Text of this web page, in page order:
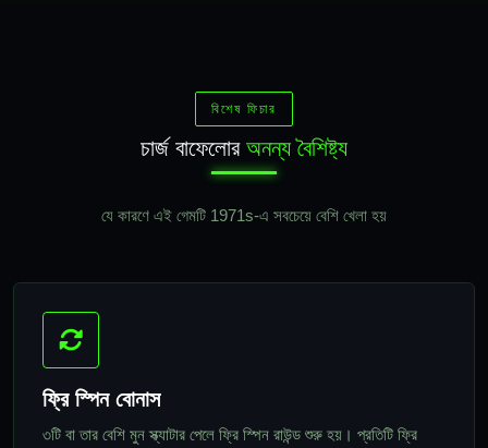
বিশেষ ফিচার
চার্জ বাফেলোর অনন্য বৈশিষ্ট্য
যে কারণে এই গেমটি 1971s-এ সবচেয়ে বেশি খেলা হয়
ফ্রি স্পিন বোনাস
৩টি বা তার বেশি মুন স্ক্যাটার পেলে ফ্রি স্পিন রাউন্ড শুরু হয়। প্রতিটি ফ্রি